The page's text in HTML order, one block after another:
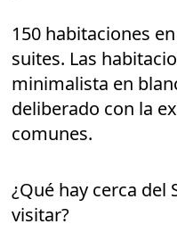
150 habitaciones
suites. Las
minimalista en
deliberado con la
comunes.
¿Qué hay cerca del
visitar?